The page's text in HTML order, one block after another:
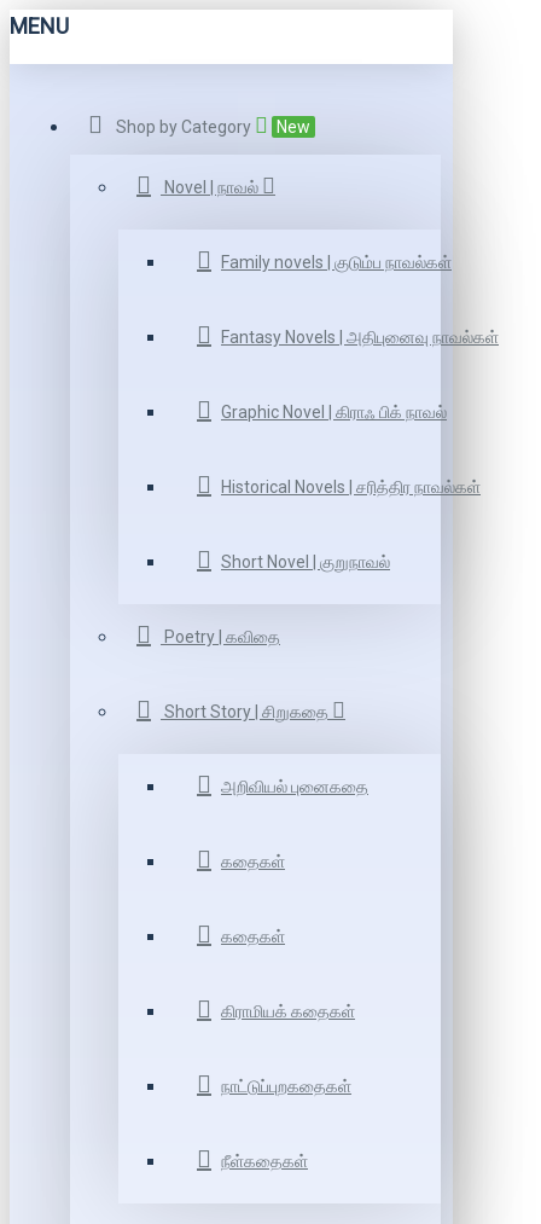
MENU
Shop by Category New
Novel | நாவல்
Family novels | குடும்ப நாவல்கள்
Fantasy Novels | அதிபுனைவு நாவல்கள்
Graphic Novel | கிராஃ பிக் நாவல்
Historical Novels | சரித்திர நாவல்கள்
Short Novel | குறுநாவல்
Poetry | கவிதை
Short Story | சிறுகதை
அறிவியல் புனைகதை
கதைகள்
கதைகள்
கிராமியக் கதைகள்
நாட்டுப்புறகதைகள்
நீள்கதைகள்